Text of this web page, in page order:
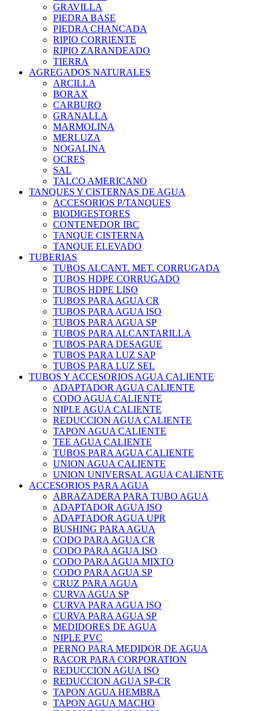
GRAVILLA
PIEDRA BASE
PIEDRA CHANCADA
RIPIO CORRIENTE
RIPIO ZARANDEADO
TIERRA
AGREGADOS NATURALES
ARCILLA
BORAX
CARBURO
GRANALLA
MARMOLINA
MERLUZA
NOGALINA
OCRES
SAL
TALCO AMERICANO
TANQUES Y CISTERNAS DE AGUA
ACCESORIOS P/TANQUES
BIODIGESTORES
CONTENEDOR IBC
TANQUE CISTERNA
TANQUE ELEVADO
TUBERIAS
TUBOS ALCANT. MET. CORRUGADA
TUBOS HDPE CORRUGADO
TUBOS HDPE LISO
TUBOS PARA AGUA CR
TUBOS PARA AGUA ISO
TUBOS PARA AGUA SP
TUBOS PARA ALCANTARILLA
TUBOS PARA DESAGUE
TUBOS PARA LUZ SAP
TUBOS PARA LUZ SEL
TUBOS Y ACCESORIOS AGUA CALIENTE
ADAPTADOR AGUA CALIENTE
CODO AGUA CALIENTE
NIPLE AGUA CALIENTE
REDUCCION AGUA CALIENTE
TAPON AGUA CALIENTE
TEE AGUA CALIENTE
TUBOS PARA AGUA CALIENTE
UNION AGUA CALIENTE
UNION UNIVERSAL AGUA CALIENTE
ACCESORIOS PARA AGUA
ABRAZADERA PARA TUBO AGUA
ADAPTADOR AGUA ISO
ADAPTADOR AGUA UPR
BUSHING PARA AGUA
CODO PARA AGUA CR
CODO PARA AGUA ISO
CODO PARA AGUA MIXTO
CODO PARA AGUA SP
CRUZ PARA AGUA
CURVA AGUA SP
CURVA PARA AGUA ISO
CURVA PARA AGUA SP
MEDIDORES DE AGUA
NIPLE PVC
PERNO PARA MEDIDOR DE AGUA
RACOR PARA CORPORATION
REDUCCION AGUA ISO
REDUCCION AGUA SP-CR
TAPON AGUA HEMBRA
TAPON AGUA MACHO